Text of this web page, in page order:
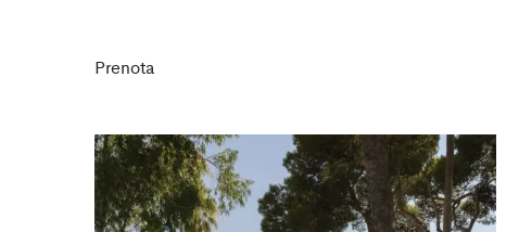
Prenota